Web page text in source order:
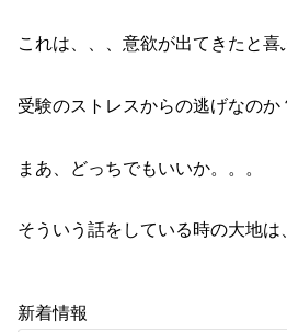
これは、、、意欲が出てきたと喜
受験のストレスからの逃げなのか
まあ、どっちでもいいか。。。
そういう話をしている時の大地は
新着情報